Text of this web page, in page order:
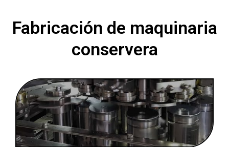
Fabricación de maquinaria
conservera